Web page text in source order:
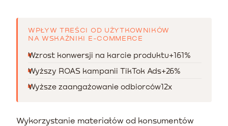
WPŁYW TREŚCI OD UŻYTKOWNIKÓW
NA WSKAŹNIKI E-COMMERCE
Wzrost konwersji na karcie produktu+161%
Wyższy ROAS kampanii TikTok Ads+26%
Wyższe zaangażowanie odbiorców12x
Wykorzystanie materiałów od konsumentów